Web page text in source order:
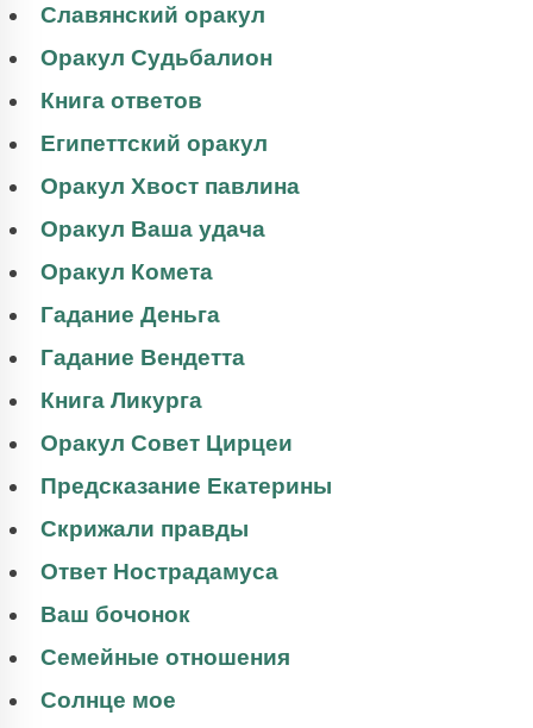
Славянский оракул
Оракул Судьбалион
Книга ответов
Египеттский оракул
Оракул Хвост павлина
Оракул Ваша удача
Оракул Комета
Гадание Деньга
Гадание Вендетта
Книга Ликурга
Оракул Совет Цирцеи
Предсказание Екатерины
Скрижали правды
Ответ Нострадамуса
Ваш бочонок
Семейные отношения
Солнце мое